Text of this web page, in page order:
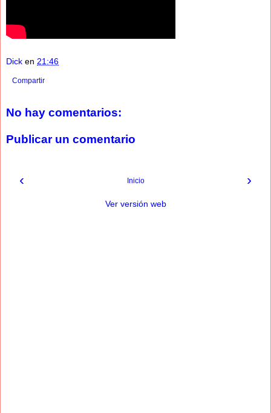
Dick en 21:46
Compartir
No hay comentarios:
Publicar un comentario
‹ ›
Inicio
Ver versión web